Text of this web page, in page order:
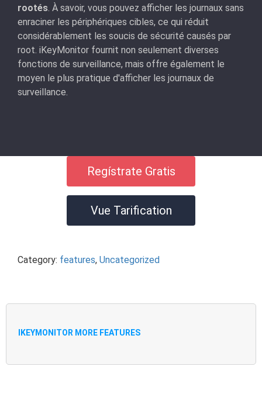
rootés . À savoir, vous pouvez afficher les journaux sans
enraciner les périphériques cibles, ce qui réduit
considérablement les soucis de sécurité causés par
root. iKeyMonitor fournit non seulement diverses
fonctions de surveillance, mais offre également le
moyen le plus pratique d'afficher les journaux de
surveillance.
Regístrate Gratis
Vue Tarification
Category: features, Uncategorized
IKEYMONITOR MORE FEATURES